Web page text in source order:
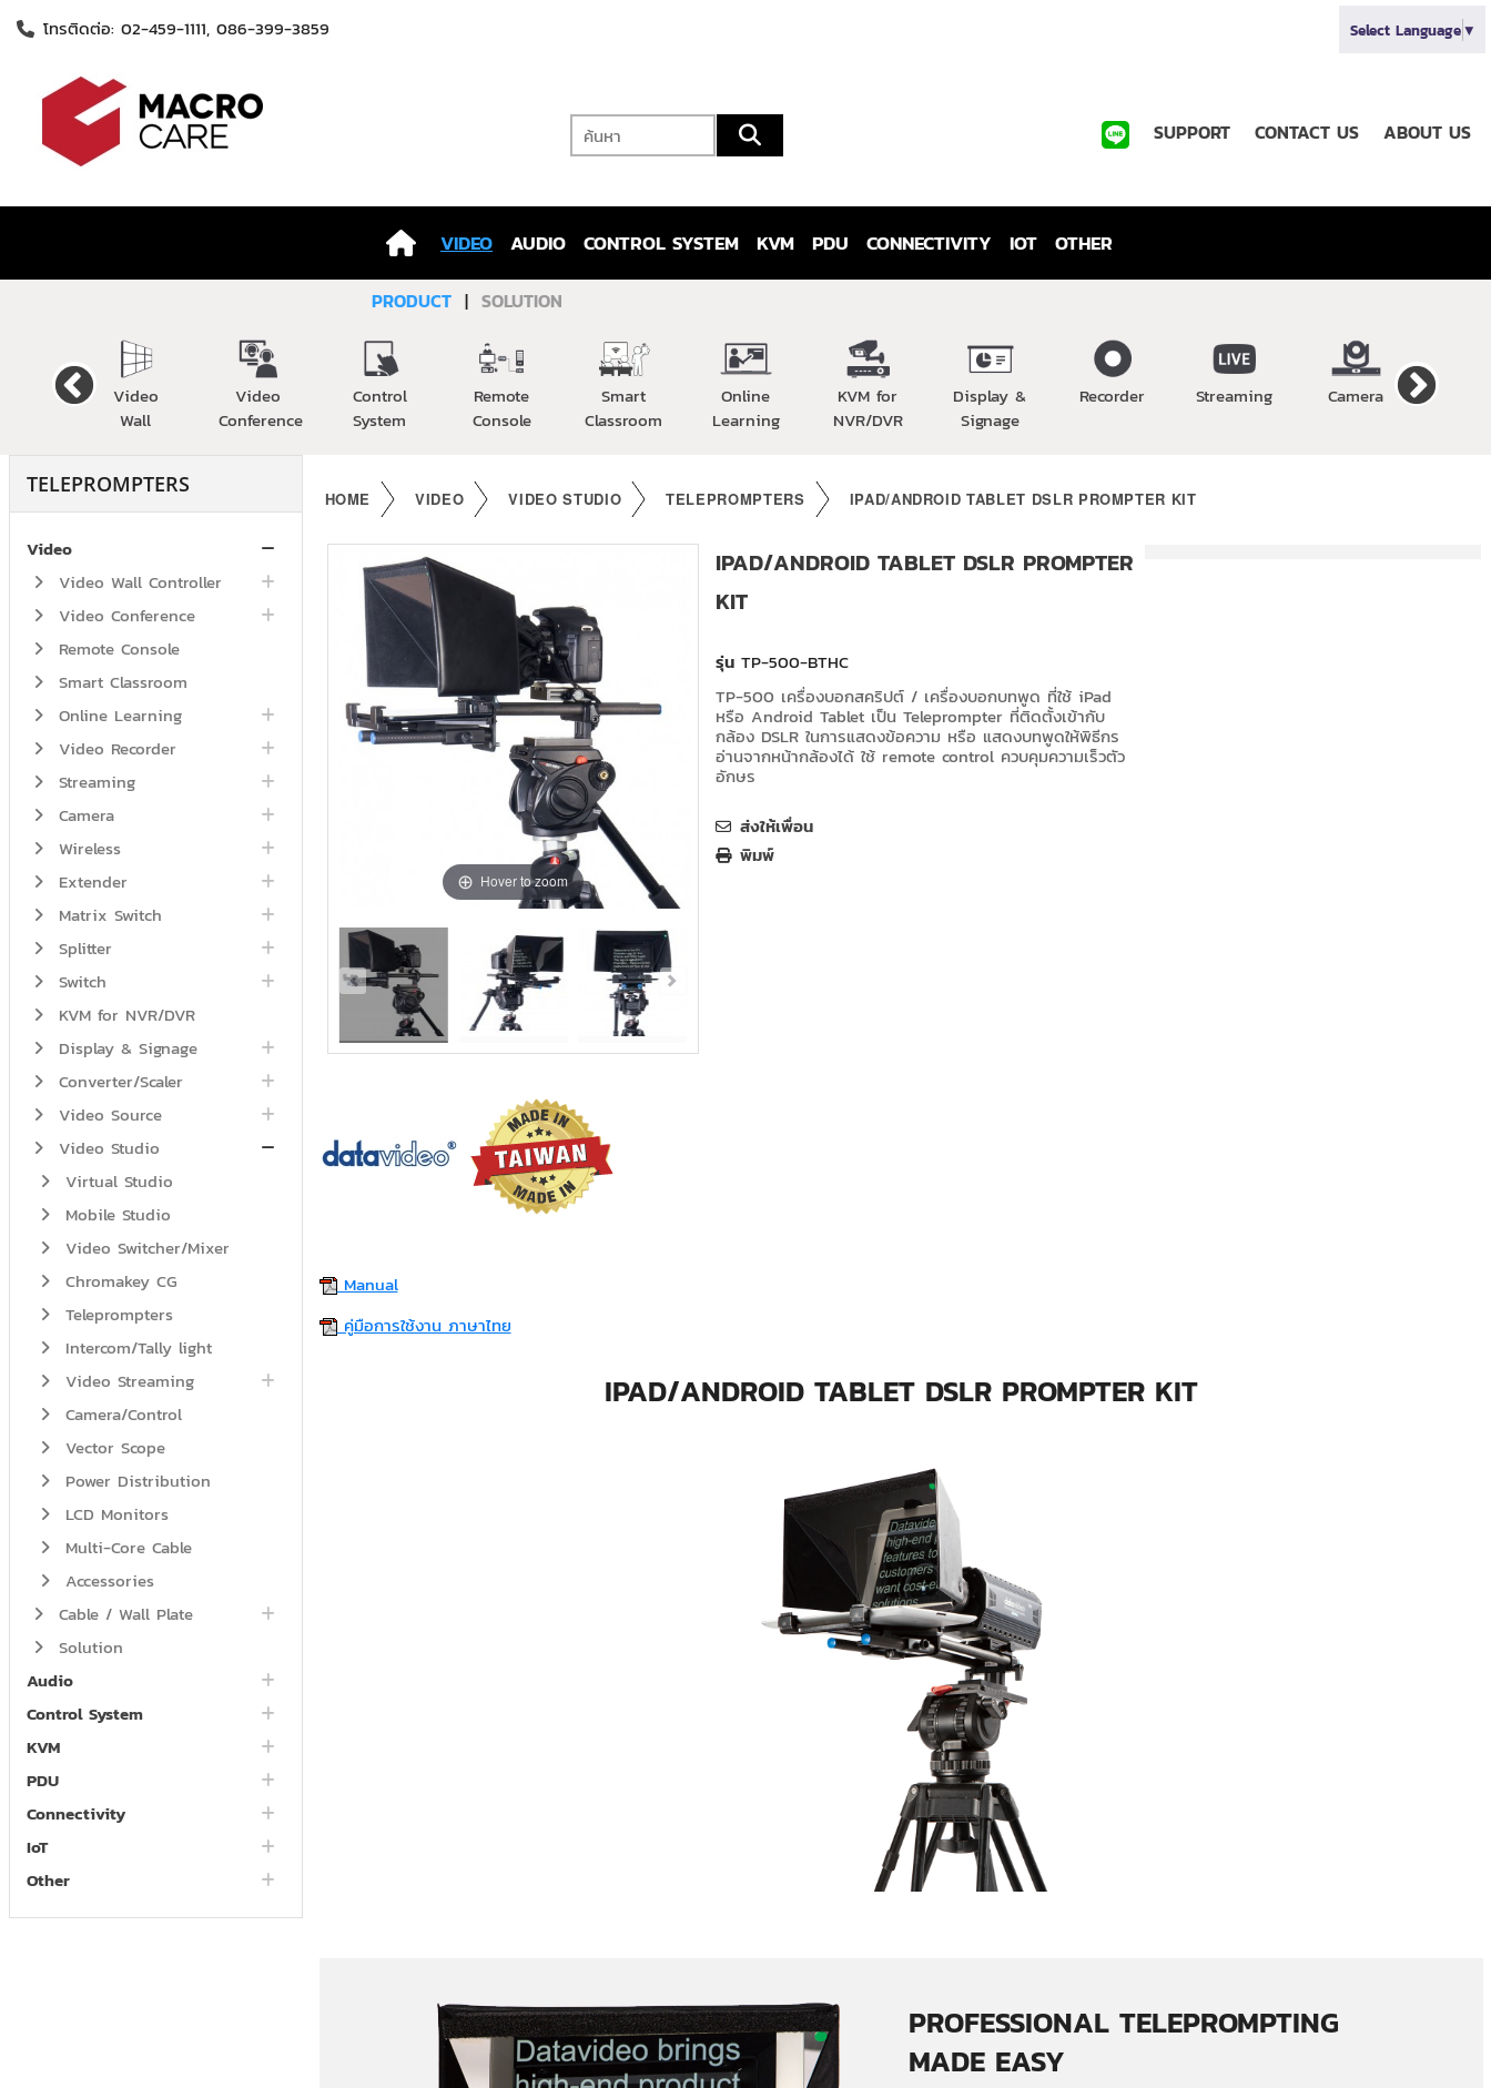
โทรติดต่อ: 02-459-1111, 086-399-3859 Select Language▼
SUPPORT CONTACT US ABOUT US
VIDEO AUDIO CONTROL SYSTEM KVM PDU CONNECTIVITY IOT OTHER
PRODUCT| SOLUTION
Video
Wall
Video
Conference
Control
System
Remote
Console
Smart
Classroom
Online
Learning
KVM for
NVR/DVR
Display &
Signage
Recorder Streaming Camera
TELEPROMPTERS
Video
Video Wall Controller
Video Conference
Remote Console
Smart Classroom
Online Learning
Video Recorder
Streaming
Camera
Wireless
Extender
Matrix Switch
Splitter
Switch
KVM for NVR/DVR
Display & Signage
Converter/Scaler
Video Source
Video Studio
Virtual Studio
Mobile Studio
Video Switcher/Mixer
Chromakey CG
Teleprompters
Intercom/Tally light
Video Streaming
Camera/Control
Vector Scope
Power Distribution
LCD Monitors
Multi-Core Cable
Accessories
Cable / Wall Plate
Solution
Audio
Control System
KVM
PDU
Connectivity
IoT
Other
HOME VIDEO VIDEO STUDIO TELEPROMPTERS IPAD/ANDROID TABLET DSLR PROMPTER KIT
Hover to zoom
IPAD/ANDROID TABLET DSLR PROMPTER
KIT
รุ่น TP-500-BTHC
TP-500 เครื่องบอกสคริปต์ / เครื่องบอกบทพูด ที่ใช้ iPad
หรือ Android Tablet เป็น Teleprompter ที่ติดตั้งเข้ากับ
กล้อง DSLR ในการแสดงข้อความ หรือ แสดงบทพูดให้พิธีกร
อ่านจากหน้ากล้องได้ ใช้ remote control ควบคุมความเร็วตัว
อักษร
ส่งให้เพื่อน
พิมพ์
Manual
คู่มือการใช้งาน ภาษาไทย
IPAD/ANDROID TABLET DSLR PROMPTER KIT
PROFESSIONAL TELEPROMPTING
MADE EASY